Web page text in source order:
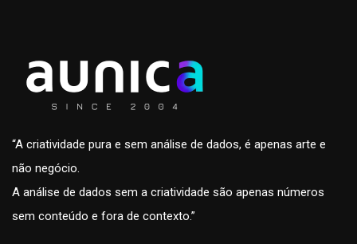
“A criatividade pura e sem análise de dados, é apenas arte e
não negócio.
A análise de dados sem a criatividade são apenas números
sem conteúdo e fora de contexto.”